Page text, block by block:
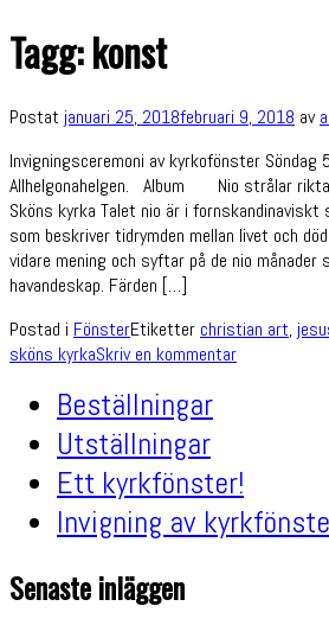
Tagg: konst
Postat januari 25, 2018februari 9, 2018 av
Invigningsceremoni av kyrkofönster Söndag
Allhelgonahelgen. Album Nio strålar
Sköns kyrka Talet nio är i
som beskriver tidrymden mellan livet och
vidare mening och syftar på de nio
havandeskap. Färden […]
Postad i FönsterEtiketter christian art,
sköns kyrkaSkriv en kommentar
Beställningar
Utställningar
Ett kyrkfönster!
Invigning av
Senaste inläggen